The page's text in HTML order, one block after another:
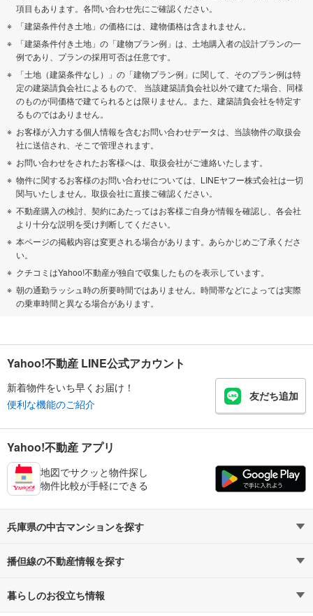
項目もあります。各問い合わせ先にご確認ください。
「建築条件付き土地」の価格には、建物価格は含まれません。
「建築条件付き土地」の「建物プラン例」は、土地購入者の設計プランの一
例であり、プランの採用可否は任意です。
「土地（建築条件なし）」の「建物プラン例」に関して、そのプラン例は特
定の建築請負会社によるもので、 当該建築請負会社以外で建てた場合、同様
のものが同価格で建てられるとは限りません。また、建築請負会社を特定す
るものではありません。
お客様が入力する個人情報を含むお問い合わせデータは、当該物件の取扱会
社に送信され、そこで管理されます。
お問い合わせをされたお客様へは、取扱会社がご連絡いたします。
物件に関するお客様のお問い合わせについては、LINEヤフー株式会社は一切
関与いたしません。取扱会社に直接ご確認ください。
不動産購入の検討、契約にあたってはお客様ご自身が情報を確認し、各会社
より十分な説明を受け判断してください。
本ページの掲載内容は変更される場合があります。あらかじめご了承くださ
い。
クチコミはYahoo!不動産が独自で収集したものを表示しています。
朝の通勤ラッシュ時の所要時間ではありません。時間帯などによっては実際
の乗車時間と異なる場合があります。
Yahoo!不動産 LINE公式アカウント
新着物件をいち早くお届け！
便利な機能のご紹介
友だち追加
Yahoo!不動産 アプリ
地図でサクッと物件探し
物件比較が手軽にできる
兵庫県の中古マンションを探す
路線・駅から探す
通勤・通学時間から探す
播但線の不動産情報を探す
不動産・住宅
暮らしのお役立ち情報